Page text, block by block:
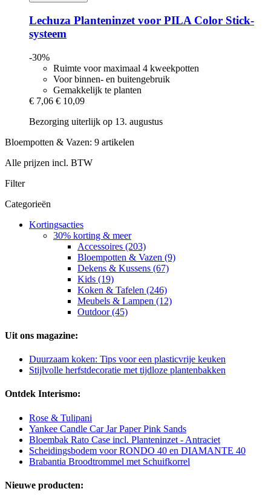
Lechuza Planteninzet voor PILA Color Stick-​
systeem
-30%
Ruimte voor maximaal 4 kweekpotten
Voor binnen- en buitengebruik
Gemakkelijk te planten
€ 7,06 € 10,09
Bezorging uiterlijk op 13. augustus
Bloempotten & Vazen: 9 artikelen
Alle prijzen incl. BTW
Filter
Categorieën
Kortingsacties
30% korting & meer
Accessoires (203)
Bloempotten & Vazen (9)
Dekens & Kussens (67)
Kids (19)
Koken & Tafelen (246)
Meubels & Lampen (12)
Outdoor (45)
Uit ons magazine:
Duurzaam koken: Tips voor een plasticvrije keuken
Stijlvolle herfstdecoratie met tijdloze plantenbakken
Ontdek Interismo:
Rose & Tulipani
Yankee Candle Car Jar Paper Pink Sands
Bloembak Rato Case incl. Planteninzet - Antraciet
Scheidingsbodem voor RONDO 40 en DIAMANTE 40
Brabantia Broodtrommel met Schuifkorrel
Nieuwe producten: